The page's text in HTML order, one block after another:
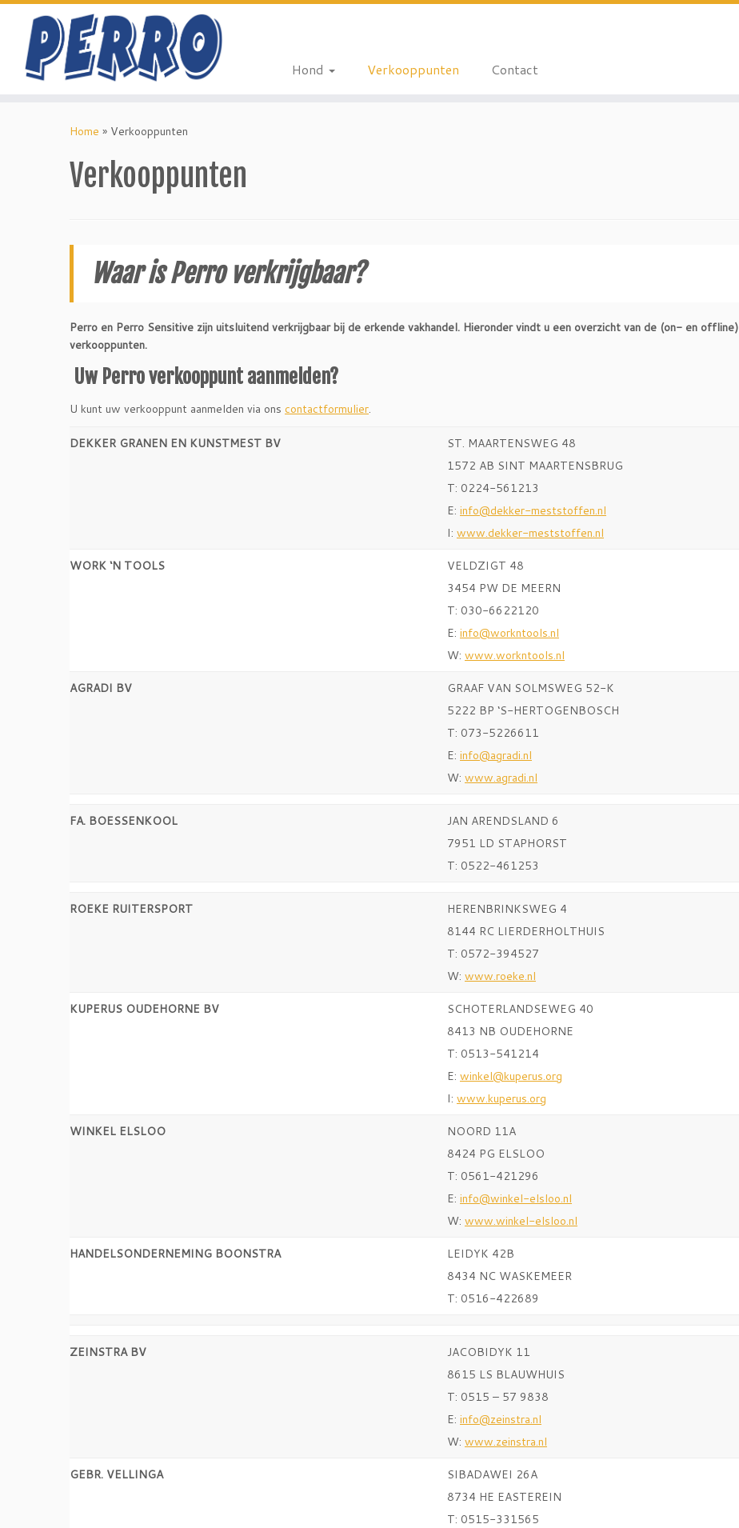
Hond Verkooppunten Contact
Home » Verkooppunten
Verkooppunten
Waar is Perro verkrijgbaar?
Perro en Perro Sensitive zijn uitsluitend verkrijgbaar bij de erkende vakhandel. Hieronder vindt u een overzicht van de (on- en offline)
verkooppunten.
Uw Perro verkooppunt aanmelden?
U kunt uw verkooppunt aanmelden via ons contactformulier.
DEKKER GRANEN EN KUNSTMEST BV
ST. MAARTENSWEG 48
1572 AB SINT MAARTENSBRUG
T: 0224-561213
E: info@dekker-meststoffen.nl
I: www.dekker-meststoffen.nl
WORK ‘N TOOLS
VELDZIGT 48
3454 PW DE MEERN
T: 030-6622120
E: info@workntools.nl
W: www.workntools.nl
AGRADI BV
GRAAF VAN SOLMSWEG 52-K
5222 BP ‘S-HERTOGENBOSCH
T: 073-5226611
E: info@agradi.nl
W: www.agradi.nl
FA. BOESSENKOOL
JAN ARENDSLAND 6
7951 LD STAPHORST
T: 0522-461253
ROEKE RUITERSPORT
HERENBRINKSWEG 4
8144 RC LIERDERHOLTHUIS
T: 0572-394527
W: www.roeke.nl
KUPERUS OUDEHORNE BV
SCHOTERLANDSEWEG 40
8413 NB OUDEHORNE
T: 0513-541214
E: winkel@kuperus.org
I: www.kuperus.org
WINKEL ELSLOO
NOORD 11A
8424 PG ELSLOO
T: 0561-421296
E: info@winkel-elsloo.nl
W: www.winkel-elsloo.nl
HANDELSONDERNEMING BOONSTRA
LEIDYK 42B
8434 NC WASKEMEER
T: 0516-422689
ZEINSTRA BV
JACOBIDYK 11
8615 LS BLAUWHUIS
T: 0515 – 57 9838
E: info@zeinstra.nl
W: www.zeinstra.nl
GEBR. VELLINGA
SIBADAWEI 26A
8734 HE EASTEREIN
T: 0515-331565